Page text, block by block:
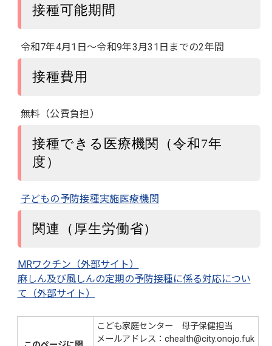
接種可能期間
令和7年4月1日～令和9年3月31日までの2年間
接種費用
無料（公費負担）
接種できる医療機関（令和7年
度）
子どもの予防接種実施医療機関
関連（厚生労働省）
MRワクチン（外部サイト）
麻しん及び風しんの定期の予防接種に係る対応につい
て（外部サイト）
こども家庭センター 母子保健担当
メールアドレス：chealth@city.onojo.fuk